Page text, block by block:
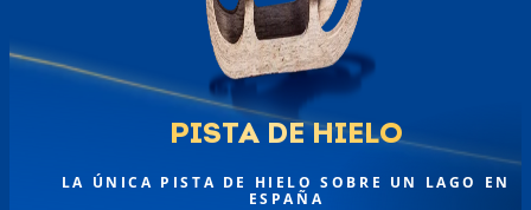
PISTA DE HIELO
LA ÚNICA PISTA DE HIELO SOBRE UN LAGO EN
ESPAÑA